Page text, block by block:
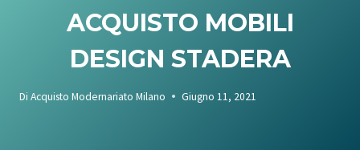
ACQUISTO MOBILI
DESIGN STADERA
Di Acquisto Modernariato Milano Giugno 11, 2021